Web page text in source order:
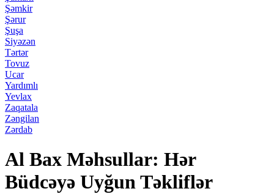
Şəmkir
Şərur
Şuşa
Siyəzən
Tərtər
Tovuz
Ucar
Yardımlı
Yevlax
Zaqatala
Zəngilan
Zərdab
Al Bax Məhsullar: Hər
Büdcəyə Uyğun Təkliflər